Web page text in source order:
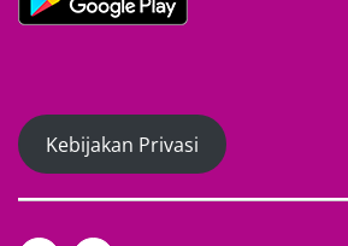
Kebijakan Privasi